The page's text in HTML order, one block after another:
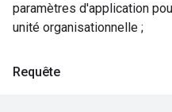
paramètres d'application
unité organisationnelle ;
Requête